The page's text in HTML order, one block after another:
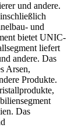
und andere.
und
bietet UNIC-
liefert
andere. Das
Arsen,
Produkte.
Das